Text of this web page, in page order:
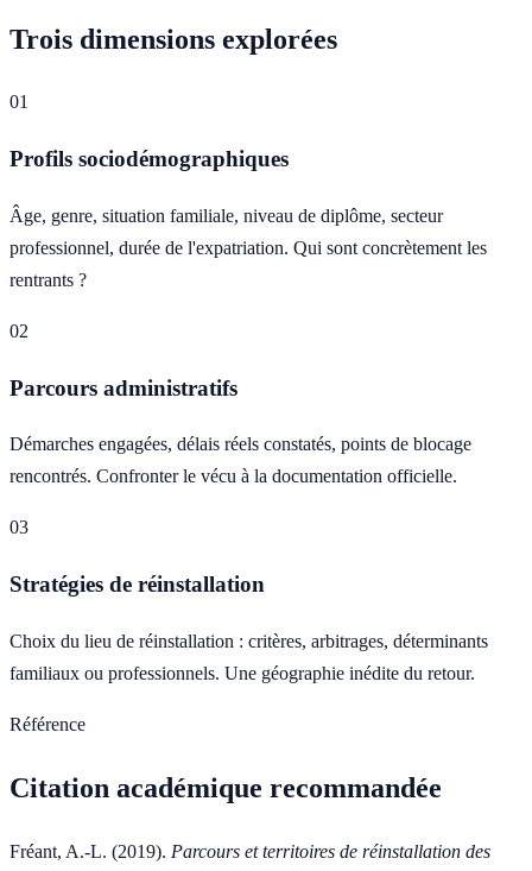
Trois dimensions explorées
01
Profils sociodémographiques
Âge, genre, situation familiale, niveau de diplôme, secteur
professionnel, durée de l'expatriation. Qui sont concrètement les
rentrants ?
02
Parcours administratifs
Démarches engagées, délais réels constatés, points de blocage
rencontrés. Confronter le vécu à la documentation officielle.
03
Stratégies de réinstallation
Choix du lieu de réinstallation : critères, arbitrages, déterminants
familiaux ou professionnels. Une géographie inédite du retour.
Référence
Citation académique recommandée
Fréant, A.-L. (2019). Parcours et territoires de réinstallation des